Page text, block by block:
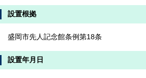
設置根拠
盛岡市先人記念館条例第18条
設置年月日